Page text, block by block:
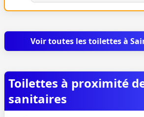
Voir toutes les toilettes à
Toilettes à proximité
sanitaires